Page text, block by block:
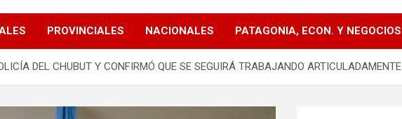
PROVINCIALES NACIONALES PATAGONIA, ECON. Y NEGOCIOS
DEL CHUBUT Y CONFIRMÓ QUE SE SEGUIRÁ TRABAJANDO ARTICULADAMENTE